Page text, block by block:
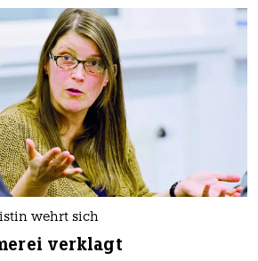
wehrt sich
verklagt